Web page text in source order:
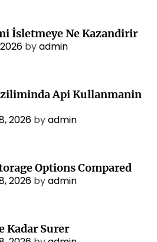
İsletmeye Ne Kazandirir
byadmin
Api Kullanmanin
2026 byadmin
Options Compared
2026 byadmin
Kadar Surer